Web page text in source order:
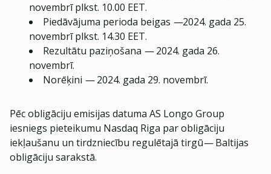
novembrī plkst. 10.00 EET.
Piedāvājuma perioda beigas —2024. gada 25.
novembrī plkst. 14.30 EET.
Rezultātu paziņošana —2024. gada 26.
novembrī.
Norēķini —2024. gada 29. novembrī.
Pēc obligāciju emisijas datuma AS Longo Group
iesniegs pieteikumu Nasdaq Riga par obligāciju
iekļaušanu un tirdzniecību regulētajā tirgū—Baltijas
obligāciju sarakstā.